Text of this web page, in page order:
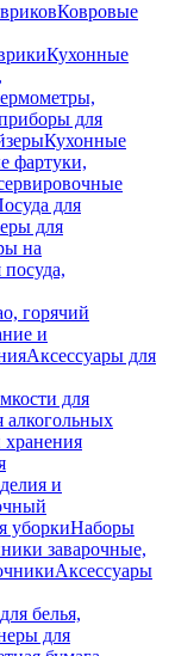
Ковровые
Кухонные
для
Кухонные
фартуки,
для
для
на
горячий
и
Аксессуары для
для
алкогольных
хранения
и
уборкиНаборы
заварочные,
Аксессуары
белья,
для